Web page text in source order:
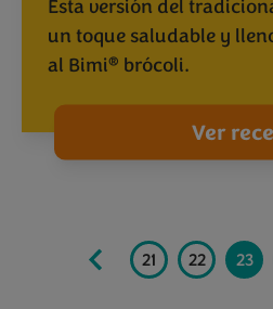
Esta versión del
un toque saludable y
al Bimi® brócoli.
Ver
20 21 22 23